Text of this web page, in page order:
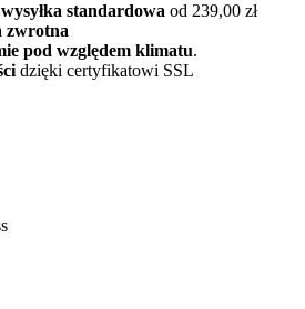
standardowa od 239,00 zł
zwrotna
pod względem klimatu.
dzięki certyfikatowi SSL